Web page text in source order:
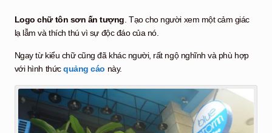
Tư vấn kỹ thuật
Logo chữ tôn sơn ấn tượng . Tạo cho người xem một cảm giác
lạ lẫm và thích thú vì sự độc đáo của nó.
Ngay từ kiểu chữ cũng đã khác người, rất ngộ nghĩnh và phù hợp
với hình thứcquảng cáo này.